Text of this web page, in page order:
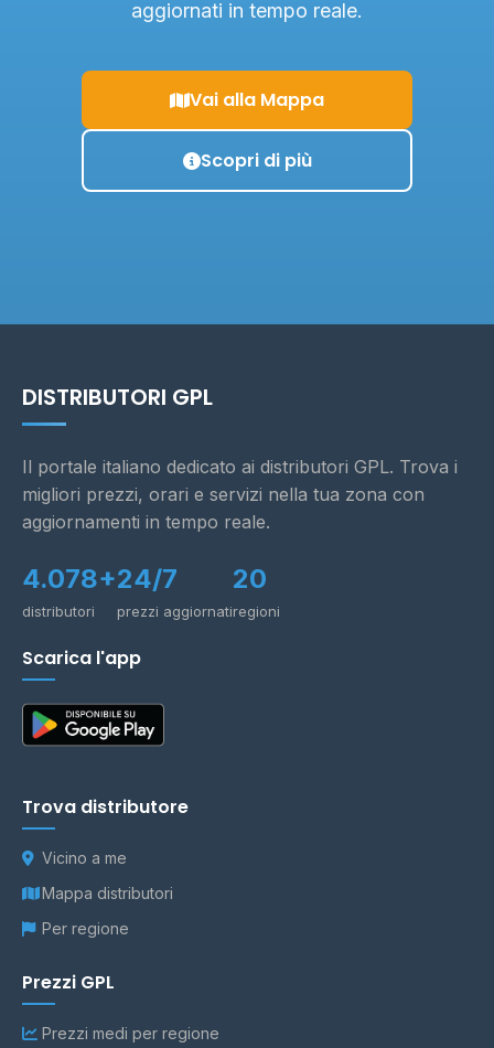
aggiornati in tempo reale.
Vai alla Mappa
Scopri di più
DISTRIBUTORI GPL
Il portale italiano dedicato ai distributori GPL. Trova i
migliori prezzi, orari e servizi nella tua zona con
aggiornamenti in tempo reale.
4.078+
distributori
24/7
prezzi aggiornati
20
regioni
Scarica l'app
Trova distributore
Vicino a me
Mappa distributori
Per regione
Prezzi GPL
Prezzi medi per regione